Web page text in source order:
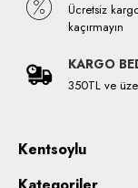
Ücretsiz
kaçırmayın
KARGO
350TL ve
Kentsoylu